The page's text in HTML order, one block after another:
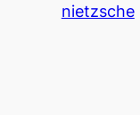
nietzsche